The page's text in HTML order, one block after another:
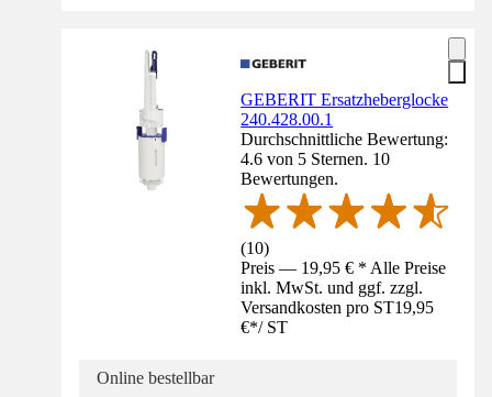
GEBERIT Ersatzheberglocke
240.428.00.1
Durchschnittliche Bewertung:
4.6 von 5 Sternen. 10
Bewertungen.
(10)
Preis — 19,95 € * Alle Preise
inkl. MwSt. und ggf. zzgl.
Versandkosten pro ST19,95
€*/ ST
Online bestellbar